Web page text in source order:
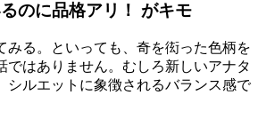
のに品格アリ！ がキモ
みる。といっても、奇を衒った色柄を
ではありません。むしろ新しいアナタ
シルエットに象徴されるバランス感で